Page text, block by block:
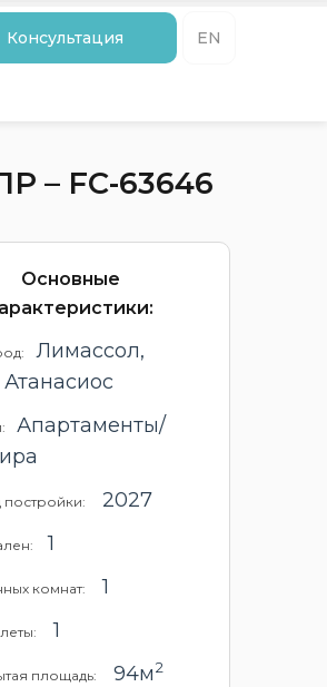
Консультация EN
– FC-63646
Основные
Лимассол,
Апартаменты/
постройки: 2027
1
комнат: 1
1
площадь: 94м2